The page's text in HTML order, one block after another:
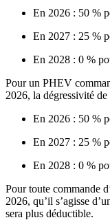
En 2026 : 50 %
En 2027 : 25 %
En 2028 : 0 %
Pour un PHEV
2026, la dégressivité
En 2026 : 50 %
En 2027 : 25 %
En 2028 : 0 %
Pour toute commande
2026, qu’il s’agisse
sera plus déductible.